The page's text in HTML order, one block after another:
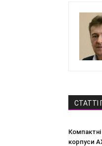
СТАТТІ
корпуси